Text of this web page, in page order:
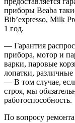
приборы Beaba
Bib’expresso, Milk
1 год.
— Гарантия
прибора, мотор и
варки, паровые
лопатки, различные
— В том случае,
строя, мы
работоспособность.
По вопросу